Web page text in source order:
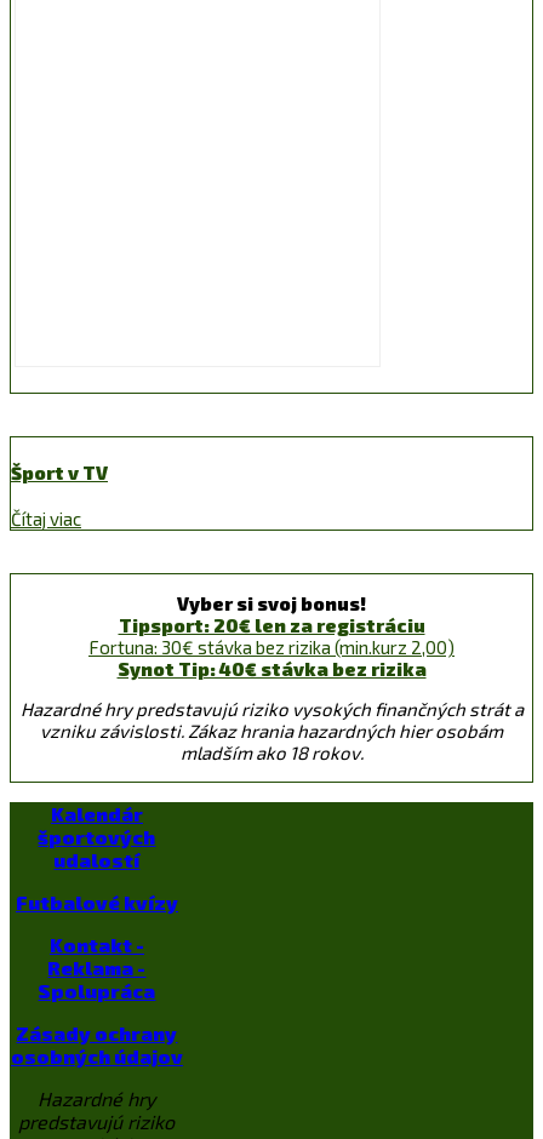
Šport v TV
Čítaj viac
Vyber si svoj bonus!
Tipsport: 20€ len za registráciu
Fortuna: 30€ stávka bez rizika (min.kurz 2,00)
Synot Tip: 40€ stávka bez rizika
Hazardné hry predstavujú riziko vysokých finančných strát a
vzniku závislosti. Zákaz hrania hazardných hier osobám
mladším ako 18 rokov.
Kalendár
športových
udalostí
Futbalové kvízy
Kontakt -
Reklama -
Spolupráca
Zásady ochrany
osobných údajov
Hazardné hry
predstavujú riziko